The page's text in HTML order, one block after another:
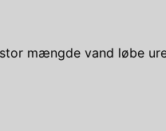
mængde vand løbe